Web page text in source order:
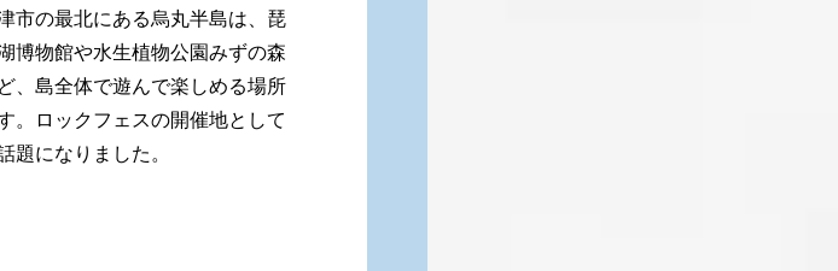
市の最北にある烏丸半島は、琵
博物館や水生植物公園みずの森
、島全体で遊んで楽しめる場所
。ロックフェスの開催地として
題になりました。